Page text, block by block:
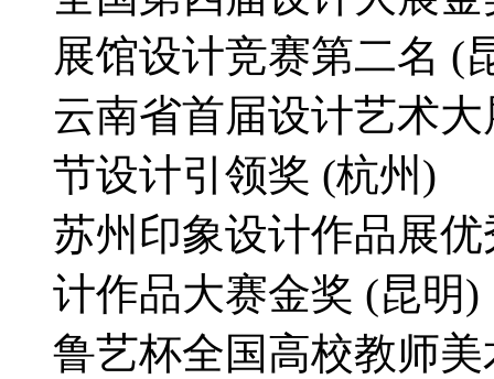
展馆设计竞赛第二名 (
云南省首届设计艺术
节设计引领奖 (杭州)
苏州印象设计作品展
计作品大赛金奖 (昆明)
鲁艺杯全国高校教师